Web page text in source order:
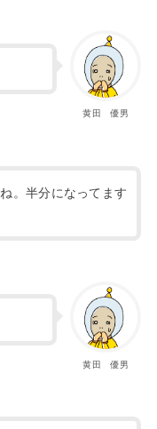
黄田 優男
。半分になってます
黄田 優男